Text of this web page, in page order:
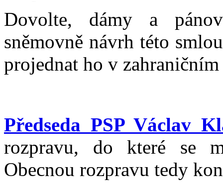
Dovolte, dámy a
sněmovně návrh této
projednat ho v
Předseda PSP Václav
rozpravu, do které se
Obecnou rozpravu tedy